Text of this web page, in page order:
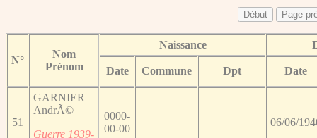
N°
Nom
Prénom
Naissance
Date Commune Dpt Date
51
GARNIER
AndrÃ©
Guerre 1939-
0000-
00-00
06/06/